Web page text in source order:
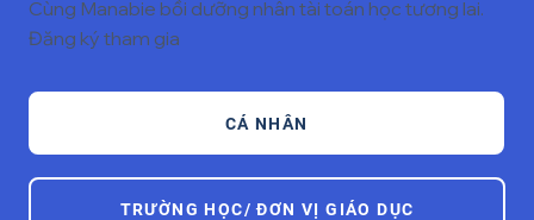
Cùng Manabie bồi dưỡng nhân tài toán học tương lai.
Đăng ký tham gia
CÁ NHÂN
TRƯỜNG HỌC/ ĐƠN VỊ GIÁO DỤC